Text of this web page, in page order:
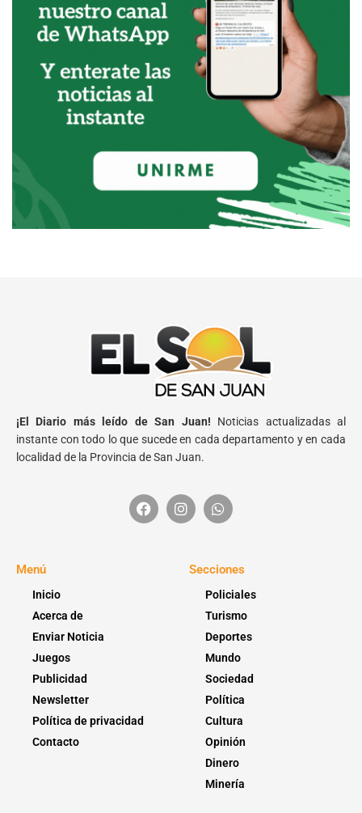
¡El Diario más leído de San Juan! Noticias actualizadas al
instante con todo lo que sucede en cada departamento y en cada
localidad de la Provincia de San Juan.
Menú
Inicio
Acerca de
Enviar Noticia
Juegos
Publicidad
Newsletter
Política de privacidad
Contacto
Secciones
Policiales
Turismo
Deportes
Mundo
Sociedad
Política
Cultura
Opinión
Dinero
Minería